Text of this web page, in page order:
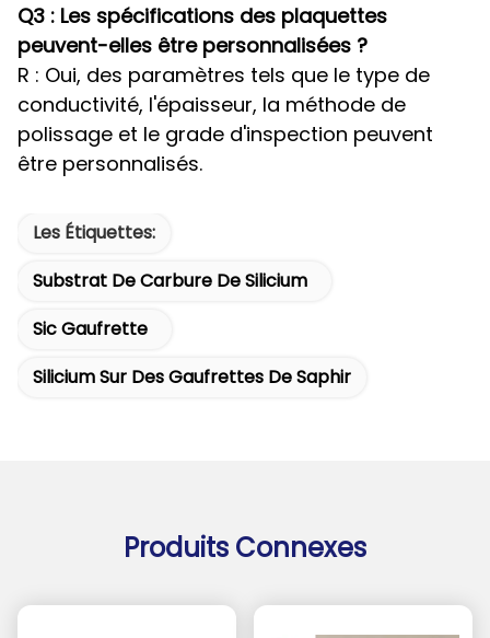
Q3 : Les spécifications des plaquettes
peuvent-elles être personnalisées ?
R : Oui, des paramètres tels que le type de
conductivité, l'épaisseur, la méthode de
polissage et le grade d'inspection peuvent
être personnalisés.
Les Étiquettes:
Substrat De Carbure De Silicium
Sic Gaufrette
Silicium Sur Des Gaufrettes De Saphir
Produits Connexes